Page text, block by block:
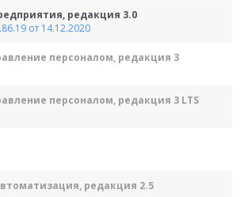
редакция 3.0
от 14.12.2020
персоналом, редакция 3
персоналом, редакция 3 LTS
редакция 2.5